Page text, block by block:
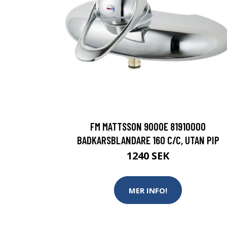
FM MATTSSON 9000E 81910000
BADKARSBLANDARE 160 C/C, UTAN PIP
1240 SEK
MER INFO!